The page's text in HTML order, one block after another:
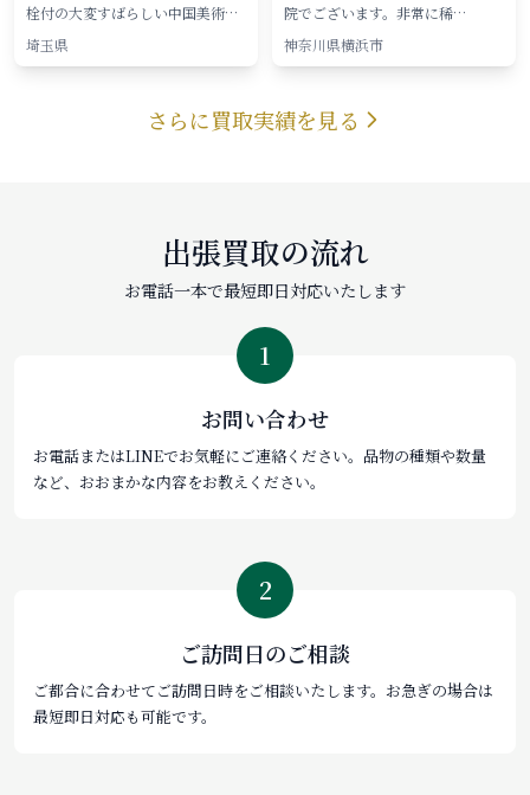
栓付の大変すばらしい中国美術…
埼玉県
院でございます。非常に稀…
神奈川県横浜市
さらに買取実績を見る
出張買取の流れ
お電話一本で最短即日対応いたします
1
お問い合わせ
お電話またはLINEでお気軽にご連絡ください。品物の種類や数量
など、おおまかな内容をお教えください。
2
ご訪問日のご相談
ご都合に合わせてご訪問日時をご相談いたします。お急ぎの場合は
最短即日対応も可能です。